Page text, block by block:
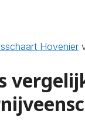
Hovenier